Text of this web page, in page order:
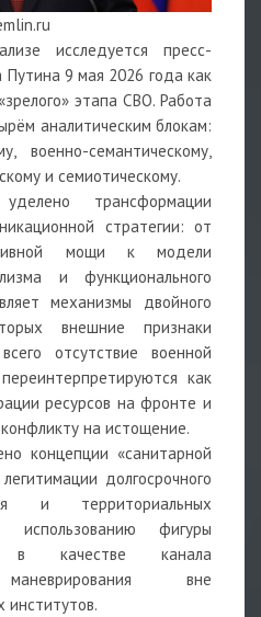
исследуется пресс-
9 мая 2026 года как
этапа СВО. Работа
аналитическим блокам:
военно-семантическому,
и семиотическому.
трансформации
стратегии: от
мощи к модели
и функционального
механизмы двойного
внешние признаки
отсутствие военной
как
ресурсов на фронте и
на истощение.
концепции «санитарной
долгосрочного
и территориальных
фигуры
в качестве канала
маневрирования вне